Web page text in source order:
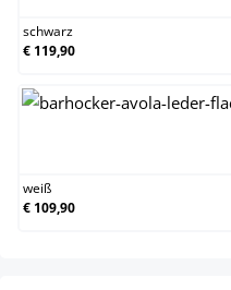
schwarz
€ 119,90
weiß
€ 109,90